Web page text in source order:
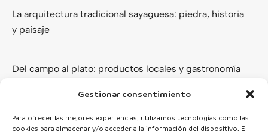
Gestionar consentimiento
Para ofrecer las mejores experiencias, utilizamos tecnologías como las
cookies para almacenar y/o acceder a la información del dispositivo. El
La arquitectura tradicional sayaguesa: piedra, historia
y paisaje
Del campo al plato: productos locales y gastronomía